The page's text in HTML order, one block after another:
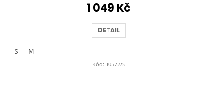
1 049 Kč
DETAIL
S M
Kód: 10572/S